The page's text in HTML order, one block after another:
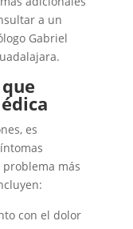
a un
Gabriel
es
más
con el dolor